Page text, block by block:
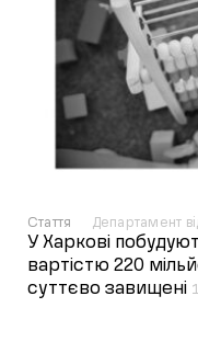
Стаття Департамент
У Харкові
вартістю 220
суттєво завищені